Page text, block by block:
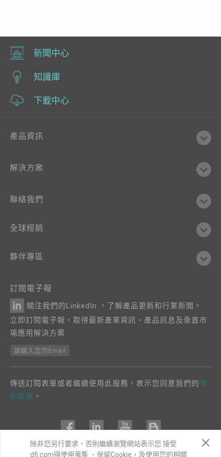
新聞中心
知識庫
下載中心
產品資訊
解決方案
聯絡我們
全球經銷
夥伴專區
訂閱電子報
關注我們的LinkedIn ，了解產品更新和行業新聞。
立即訂閱電子報，取得最新產業資訊、產品訊息及垂直市
場應用解決方案
請輸入您的Email
傳送訂閱表單或者繼續使用此服務，表示您同意我們的 隱
私政策 。
除非您另行要求，否則繼續瀏覽網站表示您 接受
dfi.com得使用蒐集 、保留Cookie，及使用您的相關